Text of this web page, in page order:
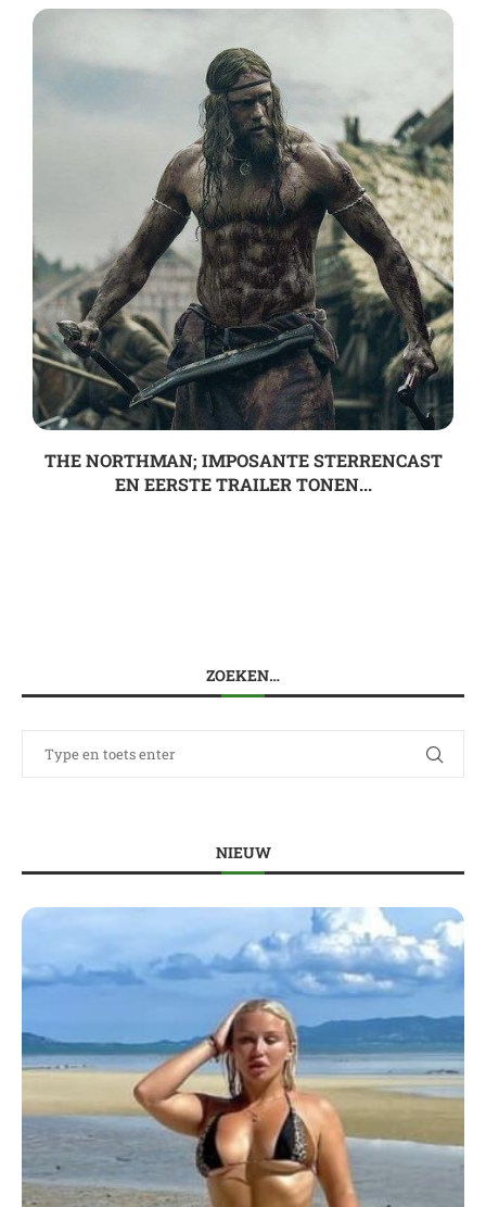
THE NORTHMAN; IMPOSANTE STERRENCAST
EN EERSTE TRAILER TONEN...
ZOEKEN…
NIEUW